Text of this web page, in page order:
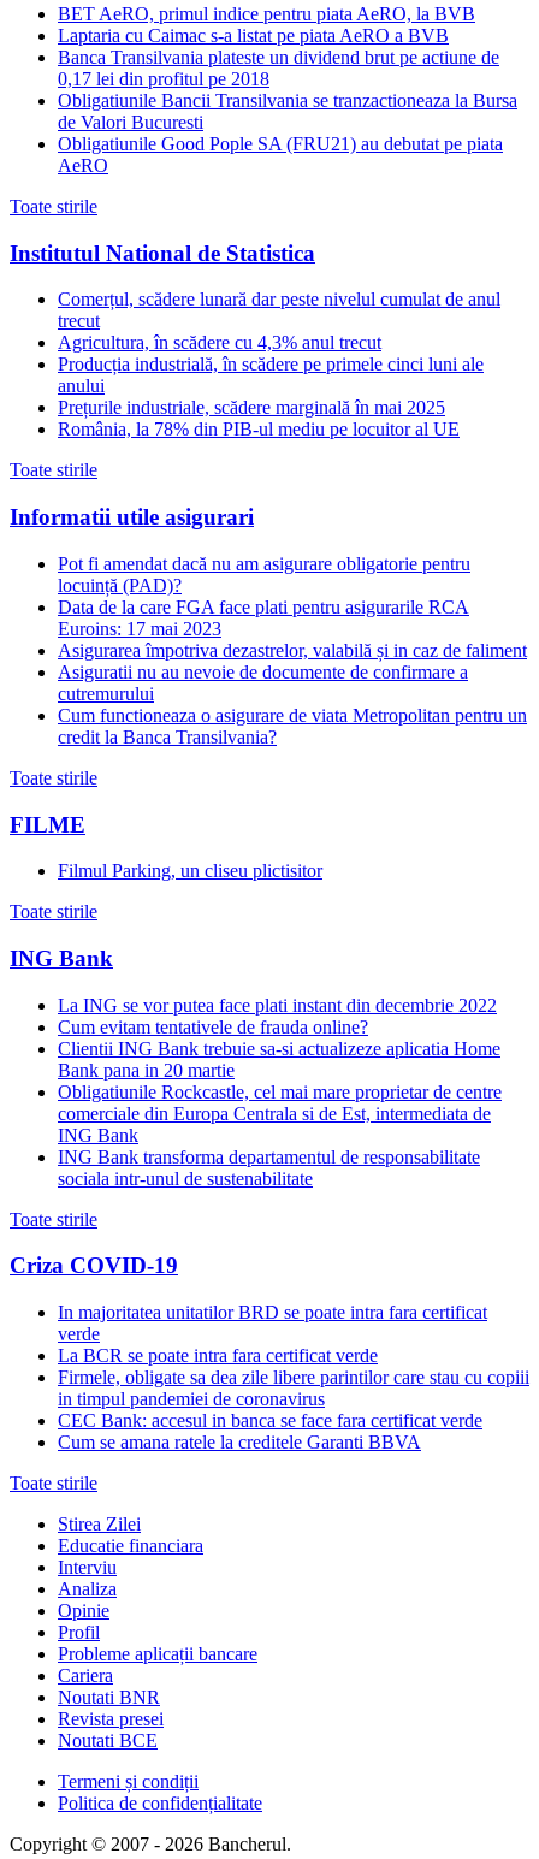
BET AeRO, primul indice pentru piata AeRO, la BVB
Laptaria cu Caimac s-a listat pe piata AeRO a BVB
Banca Transilvania plateste un dividend brut pe actiune de
0,17 lei din profitul pe 2018
Obligatiunile Bancii Transilvania se tranzactioneaza la Bursa
de Valori Bucuresti
Obligatiunile Good Pople SA (FRU21) au debutat pe piata
AeRO
Toate stirile
Institutul National de Statistica
Comerțul, scădere lunară dar peste nivelul cumulat de anul
trecut
Agricultura, în scădere cu 4,3% anul trecut
Producția industrială, în scădere pe primele cinci luni ale
anului
Prețurile industriale, scădere marginală în mai 2025
România, la 78% din PIB-ul mediu pe locuitor al UE
Toate stirile
Informatii utile asigurari
Pot fi amendat dacă nu am asigurare obligatorie pentru
locuință (PAD)?
Data de la care FGA face plati pentru asigurarile RCA
Euroins: 17 mai 2023
Asigurarea împotriva dezastrelor, valabilă și in caz de faliment
Asiguratii nu au nevoie de documente de confirmare a
cutremurului
Cum functioneaza o asigurare de viata Metropolitan pentru un
credit la Banca Transilvania?
Toate stirile
FILME
Filmul Parking, un cliseu plictisitor
Toate stirile
ING Bank
La ING se vor putea face plati instant din decembrie 2022
Cum evitam tentativele de frauda online?
Clientii ING Bank trebuie sa-si actualizeze aplicatia Home
Bank pana in 20 martie
Obligatiunile Rockcastle, cel mai mare proprietar de centre
comerciale din Europa Centrala si de Est, intermediata de
ING Bank
ING Bank transforma departamentul de responsabilitate
sociala intr-unul de sustenabilitate
Toate stirile
Criza COVID-19
In majoritatea unitatilor BRD se poate intra fara certificat
verde
La BCR se poate intra fara certificat verde
Firmele, obligate sa dea zile libere parintilor care stau cu copiii
in timpul pandemiei de coronavirus
CEC Bank: accesul in banca se face fara certificat verde
Cum se amana ratele la creditele Garanti BBVA
Toate stirile
Stirea Zilei
Educatie financiara
Interviu
Analiza
Opinie
Profil
Probleme aplicații bancare
Cariera
Noutati BNR
Revista presei
Noutati BCE
Termeni și condiții
Politica de confidențialitate
Copyright © 2007 - 2026 Bancherul.